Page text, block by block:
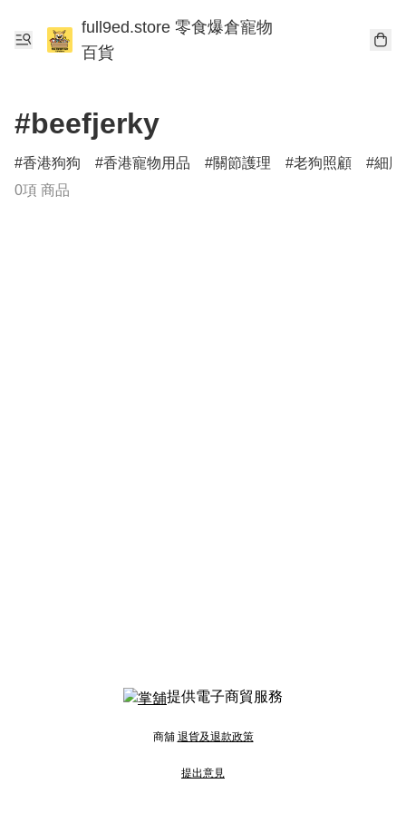
full9ed.store 零食爆倉寵物
百貨
#beefjerky
香港狗狗 香港寵物用品 關節護理 老狗照顧
細
0項 商品
提供電子商貿服務
商舖 退貨及退款政策
提出意見